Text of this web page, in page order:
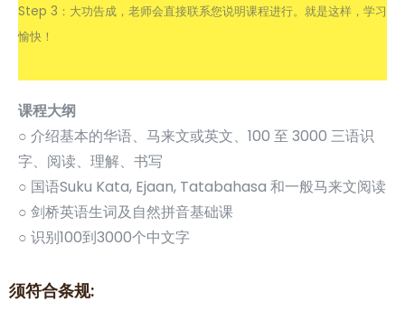
Step 3：大功告成，老师会直接联系您说明课程进行。就是这样，学习
愉快！
课程大纲
○ 介绍基本的华语、马来文或英文、100 至 3000 三语识
字、阅读、理解、书写
○ 国语Suku Kata, Ejaan, Tatabahasa 和一般马来文阅读
○ 剑桥英语生词及自然拼音基础课
○ 识别100到3000个中文字
须符合条规: